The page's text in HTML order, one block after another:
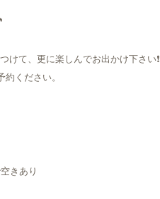
けて、更に楽しんでお出かけ下さい❗
ください。
きあり